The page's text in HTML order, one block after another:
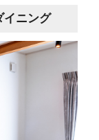
イニング